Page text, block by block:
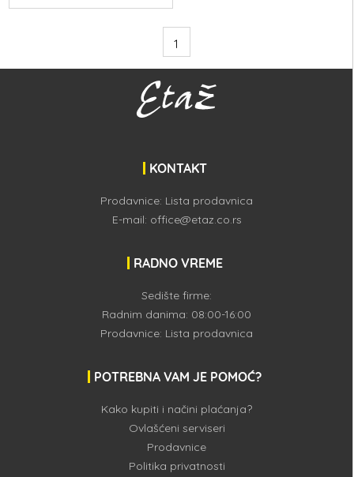
1
KONTAKT
Prodavnice: Lista prodavnica
E-mail: office@etaz.co.rs
RADNO VREME
Sedište firme:
Radnim danima: 08:00-16:00
Prodavnice: Lista prodavnica
POTREBNA VAM JE POMOĆ?
Kako kupiti i načini plaćanja?
Ovlašćeni serviseri
Prodavnice
Politika privatnosti